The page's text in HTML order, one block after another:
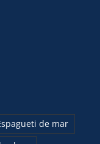
de mar